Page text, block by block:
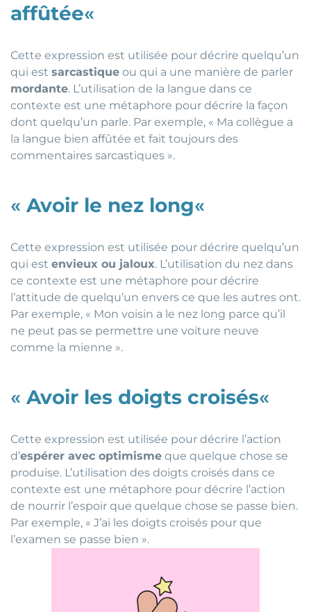
affûtée«
Cette expression est utilisée pour décrire quelqu’un
qui est sarcastique ou qui a une manière de parler
mordante. L’utilisation de la langue dans ce
contexte est une métaphore pour décrire la façon
dont quelqu’un parle. Par exemple, « Ma collègue a
la langue bien affûtée et fait toujours des
commentaires sarcastiques ».
« Avoir le nez long«
Cette expression est utilisée pour décrire quelqu’un
qui est envieux ou jaloux. L’utilisation du nez dans
ce contexte est une métaphore pour décrire
l’attitude de quelqu’un envers ce que les autres ont.
Par exemple, « Mon voisin a le nez long parce qu’il
ne peut pas se permettre une voiture neuve
comme la mienne ».
« Avoir les doigts croisés«
Cette expression est utilisée pour décrire l’action
d’espérer avec optimisme que quelque chose se
produise. L’utilisation des doigts croisés dans ce
contexte est une métaphore pour décrire l’action
de nourrir l’espoir que quelque chose se passe bien.
Par exemple, « J’ai les doigts croisés pour que
l’examen se passe bien ».